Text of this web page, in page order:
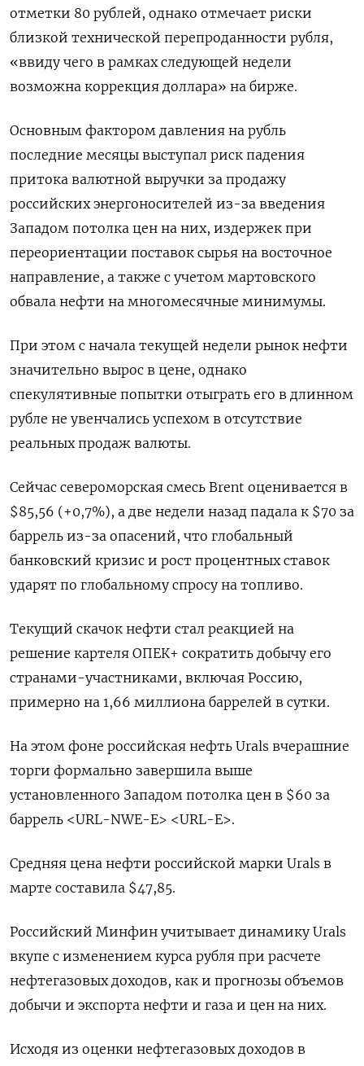
отметки 80 рублей, однако отмечает риски
близкой технической перепроданности рубля,
«ввиду чего в рамках следующей недели
возможна коррекция доллара» на бирже.
Основным фактором давления на рубль
последние месяцы выступал риск падения
притока валютной выручки за продажу
российских энергоносителей из-за введения
Западом потолка цен на них, издержек при
переориентации поставок сырья на восточное
направление, а также с учетом мартовского
обвала нефти на многомесячные минимумы.
При этом с начала текущей недели рынок нефти
значительно вырос в цене, однако
спекулятивные попытки отыграть его в длинном
рубле не увенчались успехом в отсутствие
реальных продаж валюты.
Сейчас североморская смесь Brent оценивается в
$85,56 (+0,7%), а две недели назад падала к $70 за
баррель из-за опасений, что глобальный
банковский кризис и рост процентных ставок
ударят по глобальному спросу на топливо.
Текущий скачок нефти стал реакцией на
решение картеля ОПЕК+ сократить добычу его
странами-участниками, включая Россию,
примерно на 1,66 миллиона баррелей в сутки.
На этом фоне российская нефть Urals вчерашние
торги формально завершила выше
установленного Западом потолка цен в $60 за
баррель <URL-NWE-E> <URL-E>.
Средняя цена нефти российской марки Urals в
марте составила $47,85.
Российский Минфин учитывает динамику Urals
вкупе с изменением курса рубля при расчете
нефтегазовых доходов, как и прогнозы объемов
добычи и экспорта нефти и газа и цен на них.
Исходя из оценки нефтегазовых доходов в